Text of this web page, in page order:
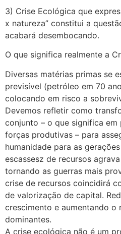
3) Crise Ecológica que
x natureza” constitui a
acabará desembocando.
O que significa realmente a
Diversas matérias primas se
previsível (petróleo em 70
colocando em risco a
Devemos refletir como
conjunto – o que significa em
forças produtivas – para
humanidade para as
escassesz de recursos
tornando as guerras mais
crise de recursos coincidirá
de valorização de capital.
crescimento e aumentando o
dominantes.
A crise ecológica não é um